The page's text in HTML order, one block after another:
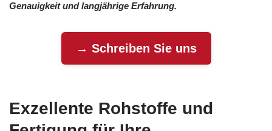
Genauigkeit und langjährige Erfahrung.
→ Schreiben Sie uns
Exzellente Rohstoffe und